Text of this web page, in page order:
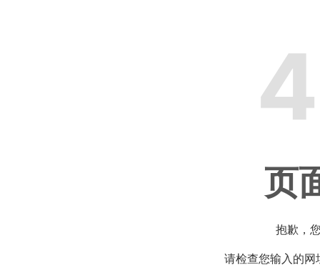
页
抱歉，
请检查您输入的